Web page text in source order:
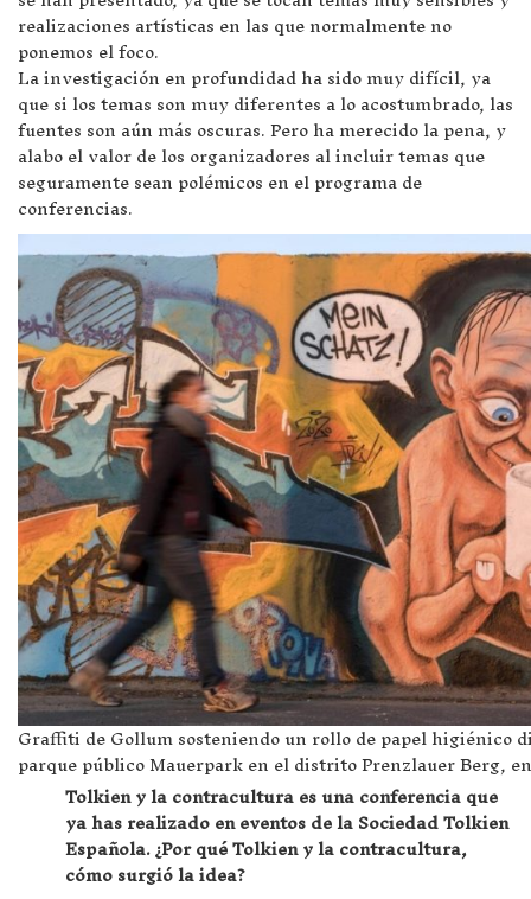
realizaciones artísticas en las que normalmente no
ponemos el foco.
La investigación en profundidad ha sido muy difícil, ya
que si los temas son muy diferentes a lo acostumbrado, las
fuentes son aún más oscuras. Pero ha merecido la pena, y
alabo el valor de los organizadores al incluir temas que
seguramente sean polémicos en el programa de
conferencias.
Graffiti de Gollum sosteniendo un rollo de papel higiénico
parque público Mauerpark en el distrito Prenzlauer Berg,
Tolkien y la contracultura es una conferencia que
ya has realizado en eventos de la Sociedad Tolkien
Española. ¿Por qué Tolkien y la contracultura,
cómo surgió la idea?